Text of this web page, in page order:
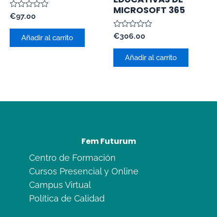
Valorado
con
0
€97.00
Añadir al carrito
MICROSOFT 365
Valorado
con
0
€306.00
Añadir al carrito
Fem Futurum
Centro de Formación
Cursos Presencial y Online
Campus Virtual
Política de Calidad